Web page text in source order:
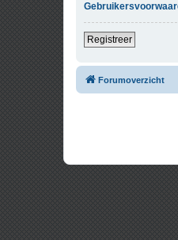
Registreer
Forumoverzicht